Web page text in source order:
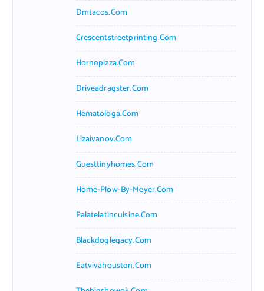
Dmtacos.com
Crescentstreetprinting.com
Hornopizza.com
Driveadragster.com
Hematologa.com
Lizaivanov.com
Guesttinyhomes.com
Home-Plow-By-Meyer.com
Palatelatincuisine.com
Blackdoglegacy.com
Eatvivahouston.com